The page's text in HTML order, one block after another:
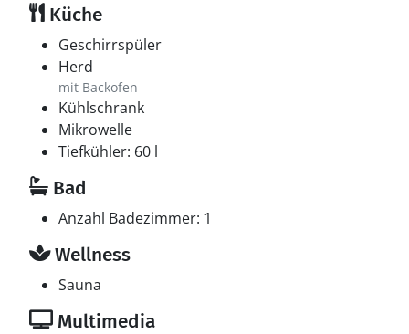
Küche
Geschirrspüler
Herd
mit Backofen
Kühlschrank
Mikrowelle
Tiefkühler: 60 l
Bad
Anzahl Badezimmer: 1
Wellness
Sauna
Multimedia